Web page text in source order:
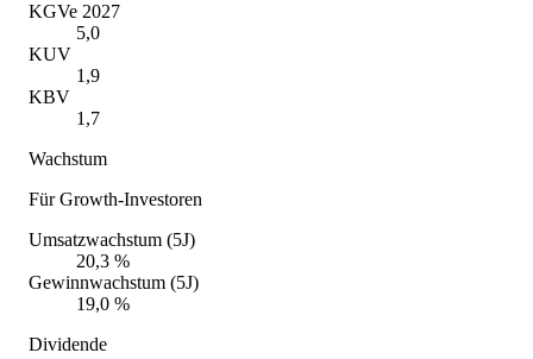
KGVe 2027
5,0
KUV
1,9
KBV
1,7
Wachstum
Für Growth-Investoren
Umsatzwachstum (5J)
20,3 %
Gewinnwachstum (5J)
19,0 %
Dividende